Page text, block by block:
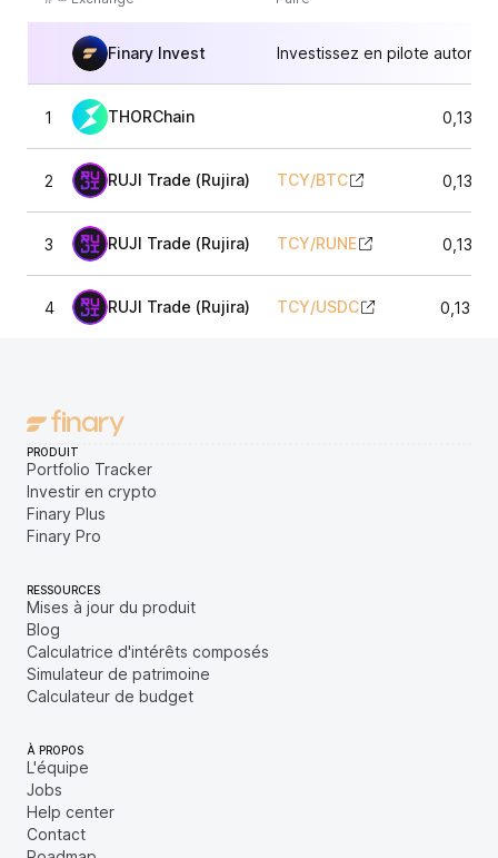
Finary Invest Investissez en pilote
1 THORChain
2 RUJI Trade (Rujira) TCY/BTC
3 RUJI Trade (Rujira) TCY/RUNE
4 RUJI Trade (Rujira) TCY/USDC
PRODUIT
Portfolio Tracker
Investir en crypto
Finary Plus
Finary Pro
RESSOURCES
Mises à jour du produit
Blog
Calculatrice d'intérêts composés
Simulateur de patrimoine
Calculateur de budget
À PROPOS
L'équipe
Jobs
Help center
Contact